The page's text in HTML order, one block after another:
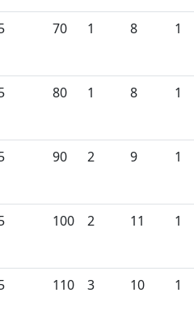
70 1 8 1
80 1 8 1
90 2 9 1
100 2 11 1
110 3 10 1